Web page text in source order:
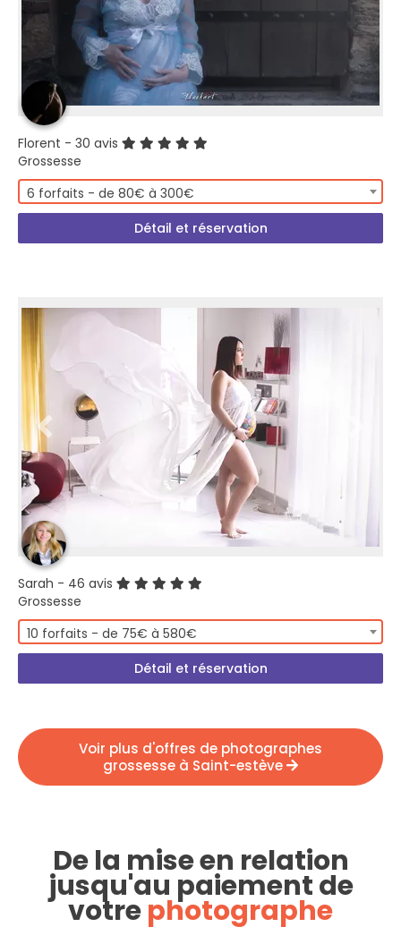
Florent - 30 avis
Grossesse
6 forfaits - de 80€ à 300€
Détail et réservation
Sarah - 46 avis
Grossesse
10 forfaits - de 75€ à 580€
Détail et réservation
Voir plus d'offres de photographes
grossesse à Saint-estève
De la mise en relation
jusqu'au paiement de
votrephotographe